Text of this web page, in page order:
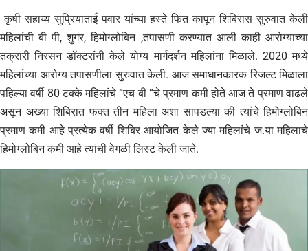
कृषी सहाय्य सुप्रियाताई पवार यांच्या हस्ते फित कापून शिबिरास सुरुवात केली
महिलांची बी पी, शुगर, हिमोग्लोबिन ,तपासणी करण्यात आली काही आरोग्याच्या
तक्रारी निरसन डॉक्टरांनी केले योग्य मार्गदर्शन महिलांना मिळाले. 2020 मध्ये
महिलांच्या आरोग्य तपासणीला सुरुवात केली. आज समाधानकारक रिजल्ट मिळाला
पहिल्या वर्षी 80 टक्के महिलांचे “एच बी “चे प्रमाण कमी होते आज ते प्रमाण वाढले
असून अख्या शिबिरात फक्त तीन महिला अशा सापडल्या की त्यांचे हिमोग्लोबिन
प्रमाण कमी आहे प्रत्येक वर्षी शिबिर आयोजित केले ज्या महिलांचे ज.या महिलाचे
हिमोग्लोबिन कमी आहे त्यांची वेगळी लिस्ट केली जाते.